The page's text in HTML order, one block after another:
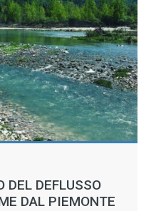
DEL DEFLUSSO
DAL PIEMONTE